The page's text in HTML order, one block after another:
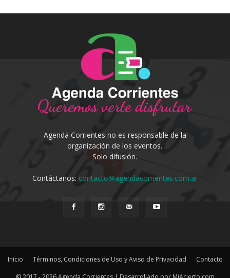
Agenda Corrientes no es responsable de la
organización de los eventos.
Solo difusión.
Contáctanos: contacto@agendacorrientes.com.ar
Inicio Términos, Condiciones de Uso y Aviso de Privacidad
Contacto